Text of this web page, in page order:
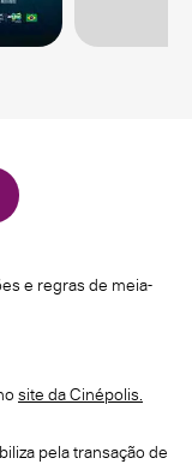
e regras de meia-
site da Cinépolis.
pela transação de